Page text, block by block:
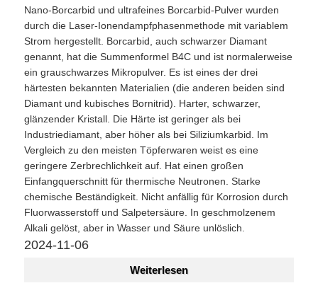
Nano-Borcarbid und ultrafeines Borcarbid-Pulver wurden
durch die Laser-Ionendampfphasenmethode mit variablem
Strom hergestellt. Borcarbid, auch schwarzer Diamant
genannt, hat die Summenformel B4C und ist normalerweise
ein grauschwarzes Mikropulver. Es ist eines der drei
härtesten bekannten Materialien (die anderen beiden sind
Diamant und kubisches Bornitrid). Harter, schwarzer,
glänzender Kristall. Die Härte ist geringer als bei
Industriediamant, aber höher als bei Siliziumkarbid. Im
Vergleich zu den meisten Töpferwaren weist es eine
geringere Zerbrechlichkeit auf. Hat einen großen
Einfangquerschnitt für thermische Neutronen. Starke
chemische Beständigkeit. Nicht anfällig für Korrosion durch
Fluorwasserstoff und Salpetersäure. In geschmolzenem
Alkali gelöst, aber in Wasser und Säure unlöslich.
2024-11-06
Weiterlesen